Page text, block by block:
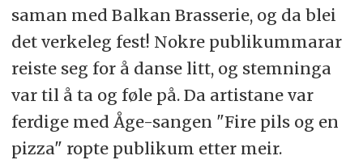
saman med Balkan Brasserie, og da blei
det verkeleg fest! Nokre publikummarar
reiste seg for å danse litt, og stemninga
var til å ta og føle på. Da artistane var
ferdige med Åge-sangen "Fire pils og en
pizza" ropte publikum etter meir.